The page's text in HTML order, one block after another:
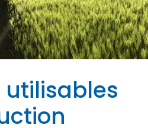
utilisables